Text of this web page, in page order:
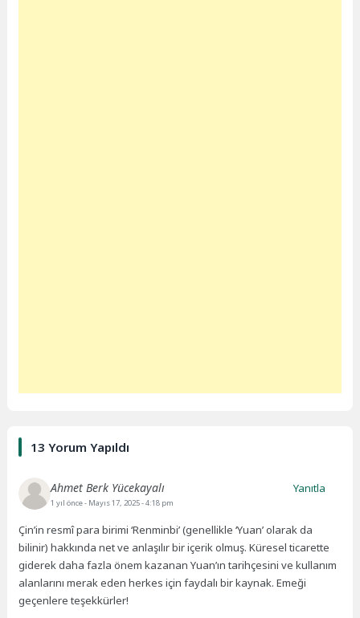
13 Yorum Yapıldı
Ahmet Berk Yücekayalı
1 yıl önce- Mayıs 17, 2025 - 4:18 pm
Çin’in resmî para birimi ‘Renminbi’ (genellikle ‘Yuan’ olarak da
bilinir) hakkında net ve anlaşılır bir içerik olmuş. Küresel ticarette
giderek daha fazla önem kazanan Yuan’ın tarihçesini ve kullanım
alanlarını merak eden herkes için faydalı bir kaynak. Emeği
geçenlere teşekkürler!
Yanıtla